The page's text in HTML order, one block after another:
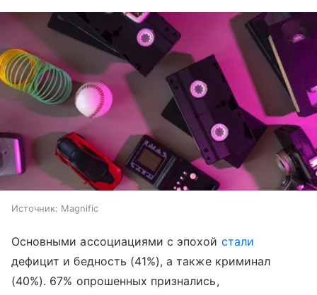
Источник: Magnific
Основными ассоциациями с эпохой стали
дефицит и бедность (41%), а также криминал
(40%). 67% опрошенных признались,